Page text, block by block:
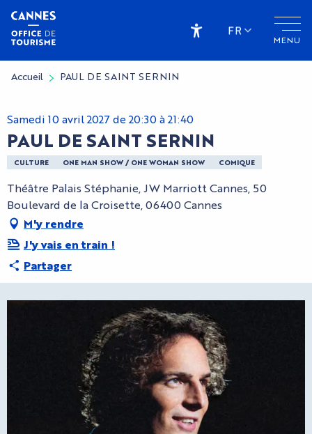
Aller
contenu
principal
MENU
Accessibilité
FR
Accueil PAUL DE SAINT SERNIN
Samedi 10 avril 2027 de 20:30 à 21:40
PAUL DE SAINT SERNIN
CULTURE ONE MAN SHOW / ONE WOMAN SHOW COMIQUE
Théâtre Palais Stéphanie, JW Marriott Cannes, 50
Boulevard de la Croisette, 06400 Cannes
M'y rendre
J'y vais en train !
Partager